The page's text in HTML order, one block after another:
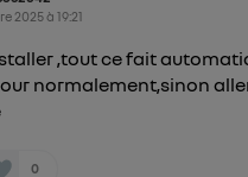
2025à19:21
,tout ce fait
normalement,sinon
0
personnelles d'Utiq